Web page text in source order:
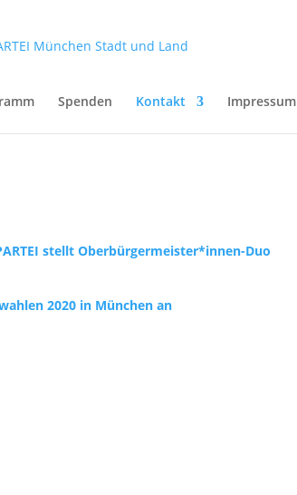
Spenden Kontakt Impressum
stellt Oberbürgermeister*innen-Duo
2020 in München an